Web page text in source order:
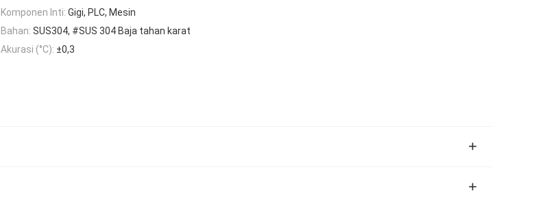
Komponen Inti: Gigi, PLC, Mesin
Bahan: SUS304, #SUS 304 Baja tahan karat
Akurasi (°C): ±0,3